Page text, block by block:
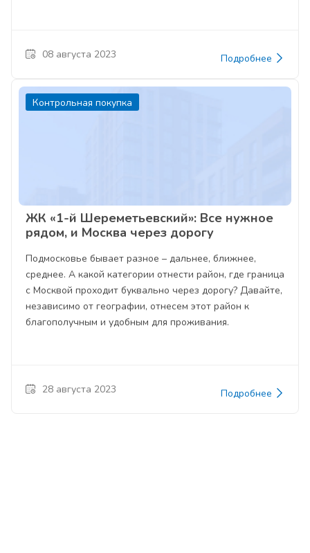
08 августа 2023 Подробнее
Контрольная покупка
ЖК «1-й Шереметьевский»: Все нужное
рядом, и Москва через дорогу
Подмосковье бывает разное – дальнее, ближнее,
среднее. А какой категории отнести район, где граница
с Москвой проходит буквально через дорогу? Давайте,
независимо от географии, отнесем этот район к
благополучным и удобным для проживания.
28 августа 2023 Подробнее